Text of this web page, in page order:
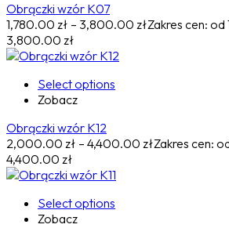
Obrączki wzór K07
1,780.00 zł – 3,800.00 złZakres cen:
3,800.00 zł
Select options
Zobacz
Obrączki wzór K12
2,000.00 zł – 4,400.00 złZakres cen:
4,400.00 zł
Select options
Zobacz